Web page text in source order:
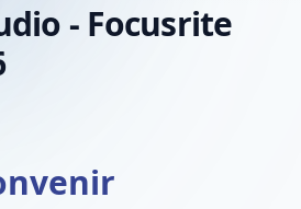
- Focusrite